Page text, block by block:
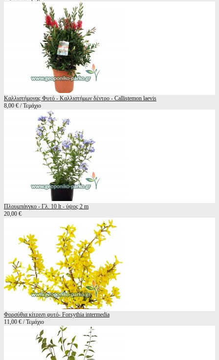
Καλλιστήμονας Φυτό - Καλλιστήμων δέντρο - Callistemon laevis
8,00 € / Τεμάχιο
Πλουμπάνγκο - Γλ. 10 lt - ύψος 2 m
20,00 €
Φορσύθια κίτρινη φυτό- Forsythia intermedia
11,00 € / Τεμάχιο